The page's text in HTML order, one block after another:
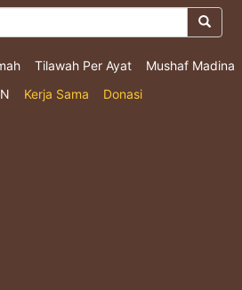
Tilawah Per Ayat
Mushaf Madina
Kerja Sama Donasi